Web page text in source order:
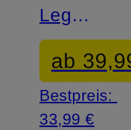
Leg
Jeans
ab
Bestpreis:
33,99 €